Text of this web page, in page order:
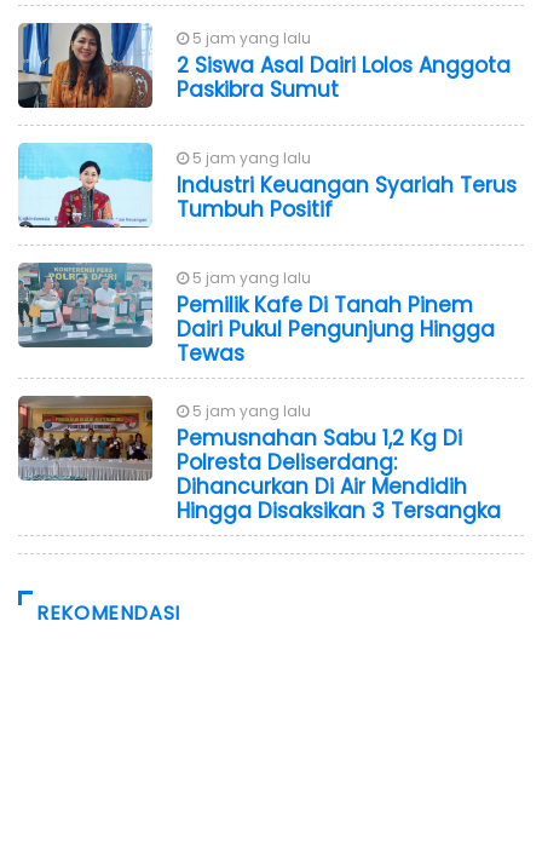
5 jam yang lalu
2 Siswa Asal Dairi Lolos Anggota
Paskibra Sumut
5 jam yang lalu
Industri Keuangan Syariah Terus
Tumbuh Positif
5 jam yang lalu
Pemilik Kafe Di Tanah Pinem
Dairi Pukul Pengunjung Hingga
Tewas
5 jam yang lalu
Pemusnahan Sabu 1,2 Kg Di
Polresta Deliserdang:
Dihancurkan Di Air Mendidih
Hingga Disaksikan 3 Tersangka
REKOMENDASI